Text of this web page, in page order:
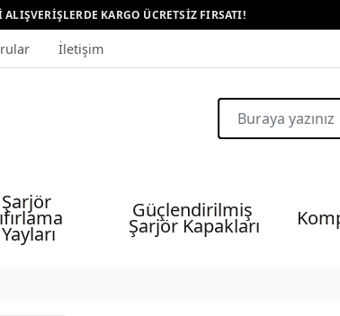
ALIŞVERİŞLERDE KARGO ÜCRETSİZ FIRSATI!
İletişim
Şarjör
Yayları
Güçlendirilmiş
Şarjör Kapakları